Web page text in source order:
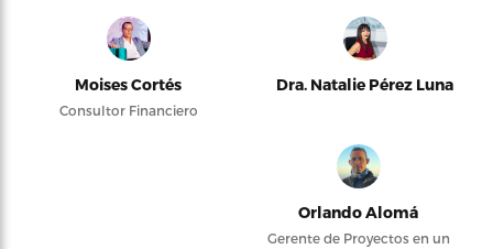
Moises Cortés
Consultor Financiero
Dra. Natalie Pérez Luna
Orlando Alomá
Gerente de Proyectos en un